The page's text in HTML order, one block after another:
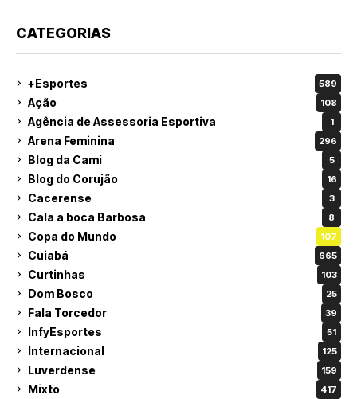
CATEGORIAS
+Esportes 589
Ação 108
Agência de Assessoria Esportiva 1
Arena Feminina 296
Blog da Cami 5
Blog do Corujão 16
Cacerense 3
Cala a boca Barbosa 8
Copa do Mundo 107
Cuiabá 665
Curtinhas 103
Dom Bosco 25
Fala Torcedor 39
InfyEsportes 51
Internacional 125
Luverdense 159
Mixto 417